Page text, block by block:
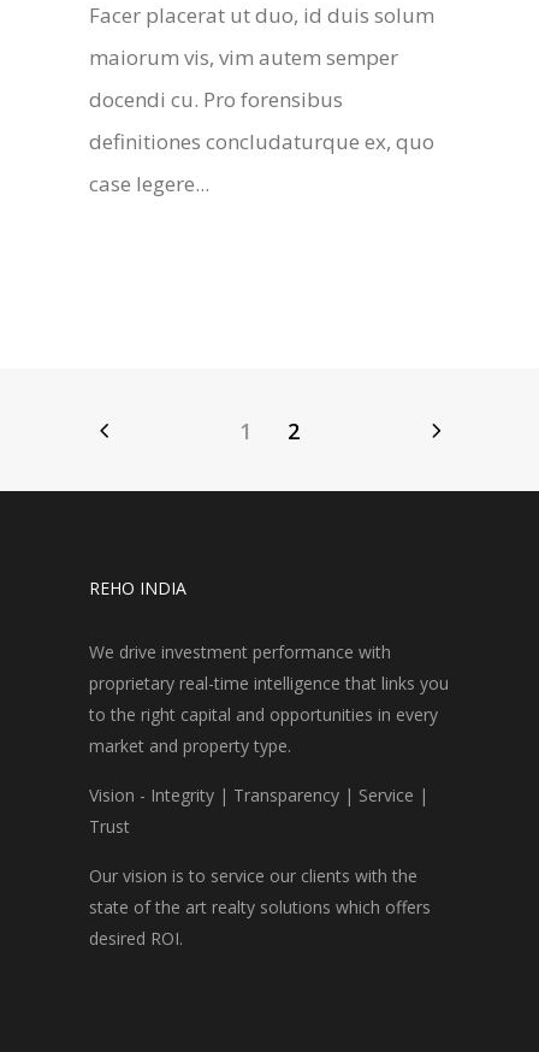
Facer placerat ut duo, id duis solum
maiorum vis, vim autem semper
docendi cu. Pro forensibus
definitiones concludaturque ex, quo
case legere...
1 2
REHO INDIA
We drive investment performance with
proprietary real-time intelligence that links you
to the right capital and opportunities in every
market and property type.
Vision - Integrity | Transparency | Service |
Trust
Our vision is to service our clients with the
state of the art realty solutions which offers
desired ROI.